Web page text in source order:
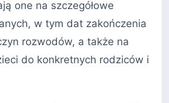
one na szczegółowe
w tym dat zakończenia
rozwodów, a także na
do konkretnych rodziców i